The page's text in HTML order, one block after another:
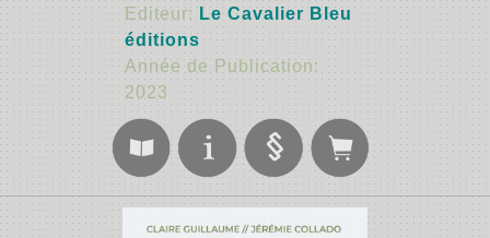
Editeur: Le Cavalier Bleu
éditions
Année de Publication:
2023